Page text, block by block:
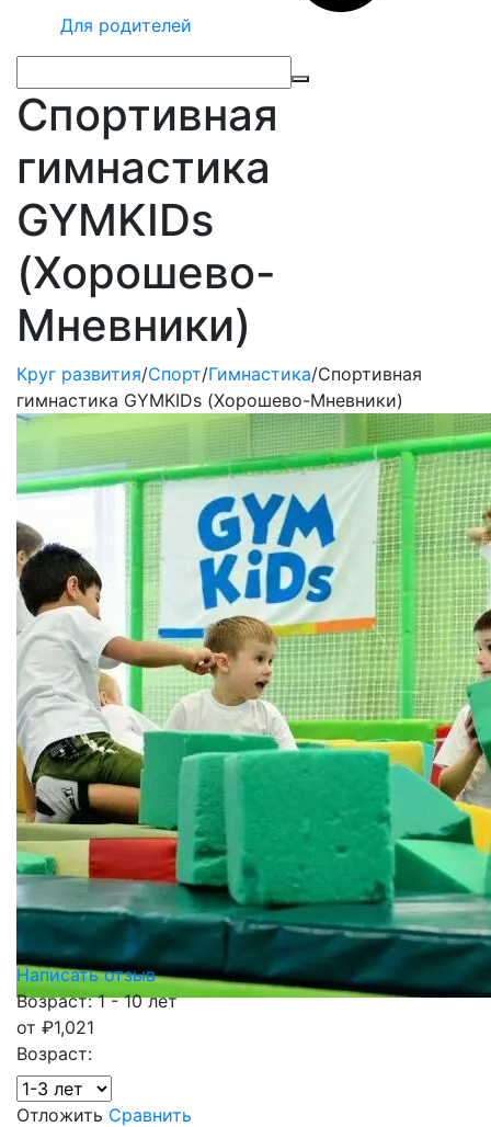
Для родителей
Спортивная
гимнастика
GYMKIDs
(Хорошево-
Мневники)
Круг развития/Спорт/Гимнастика/Спортивная
гимнастика GYMKIDs (Хорошево-Мневники)
Написать отзыв
Возраст: 1 - 10 лет
от ₽1,021
Возраст:
Отложить Сравнить